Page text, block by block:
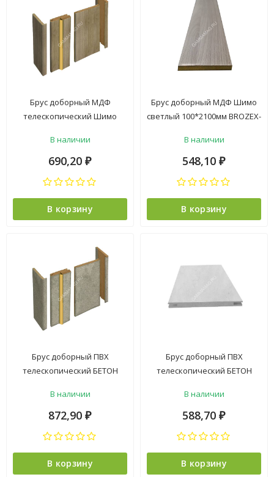
Брус доборный МДФ
телескопический Шимо
WOOD *5
В наличии
690,20 ₽
В корзину
Брус доборный МДФ Шимо
светлый 100*2100мм BROZEX-
В наличии
548,10 ₽
В корзину
Брус доборный ПВХ
телескопический БЕТОН
WOOD *5
В наличии
872,90 ₽
В корзину
Брус доборный ПВХ
телескопический БЕТОН
BROZEX-WOOD *5
В наличии
588,70 ₽
В корзину